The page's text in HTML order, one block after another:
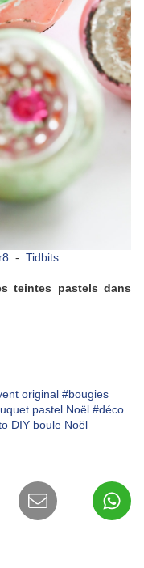
- Tidbits
teintes pastels dans
original #bougies
pastel Noël #déco
DIY boule Noël